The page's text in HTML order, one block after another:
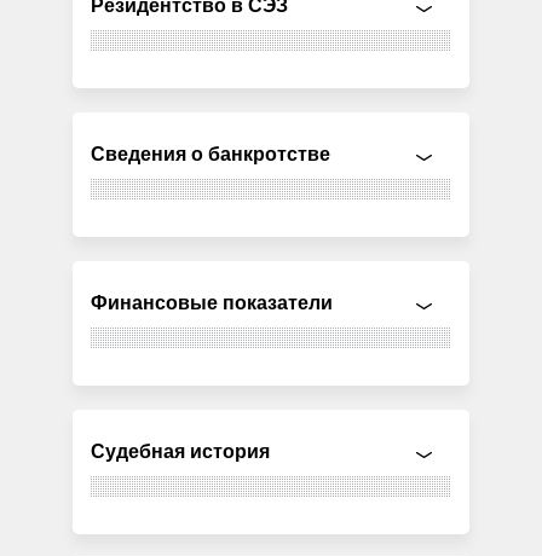
Резидентство в СЭЗ
Сведения о банкротстве
Финансовые показатели
Судебная история